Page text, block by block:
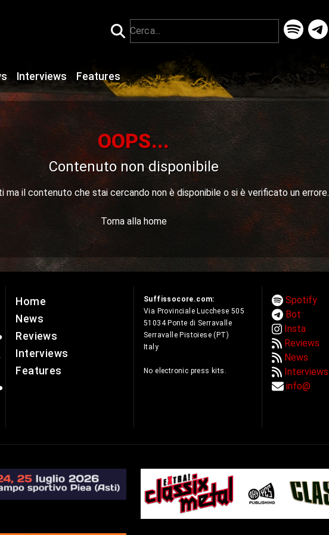
Interviews Features
OOPS...
Contenuto non disponibile
ma il contenuto che stai cercando non è disponibile o si è verificato un errore.
Torna alla home
Home
News
Reviews
Interviews
Features
Suffissocore.com:
Via Provinciale Lucchese 505
51034 Ponte di Serravalle
Serravalle Pistoiese (PT)
Italy
No electronic press kits.
Spotify
Bot
Insta
Reviews
News
Interviews
info@